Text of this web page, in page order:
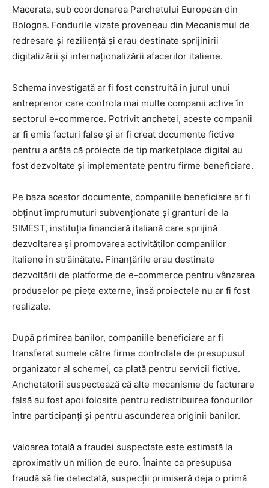
Macerata, sub coordonarea Parchetului European din
Bologna. Fondurile vizate proveneau din Mecanismul de
redresare și reziliență și erau destinate sprijinirii
digitalizării și internaționalizării afacerilor italiene.
Schema investigată ar fi fost construită în jurul unui
antreprenor care controla mai multe companii active în
sectorul e-commerce. Potrivit anchetei, aceste companii
ar fi emis facturi false și ar fi creat documente fictive
pentru a arăta că proiecte de tip marketplace digital au
fost dezvoltate și implementate pentru firme beneficiare.
Pe baza acestor documente, companiile beneficiare ar fi
obținut împrumuturi subvenționate și granturi de la
SIMEST, instituția financiară italiană care sprijină
dezvoltarea și promovarea activităților companiilor
italiene în străinătate. Finanțările erau destinate
dezvoltării de platforme de e-commerce pentru vânzarea
produselor pe piețe externe, însă proiectele nu ar fi fost
realizate.
După primirea banilor, companiile beneficiare ar fi
transferat sumele către firme controlate de presupusul
organizator al schemei, ca plată pentru servicii fictive.
Anchetatorii suspectează că alte mecanisme de facturare
falsă au fost apoi folosite pentru redistribuirea fondurilor
între participanți și pentru ascunderea originii banilor.
Valoarea totală a fraudei suspectate este estimată la
aproximativ un milion de euro. Înainte ca presupusa
fraudă să fie detectată, suspecții primiseră deja o primă